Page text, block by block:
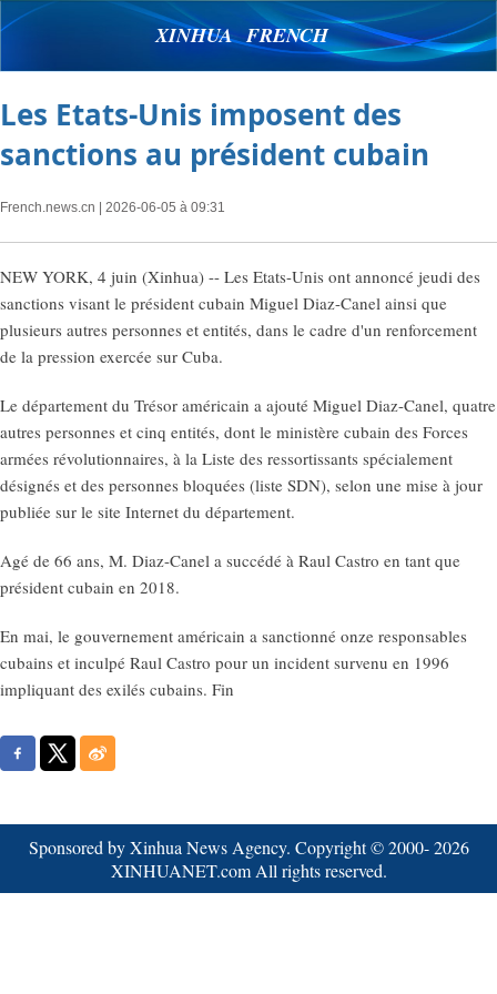
XINHUA FRENCH
Les Etats-Unis imposent des
sanctions au président cubain
French.news.cn | 2026-06-05 à 09:31
NEW YORK, 4 juin (Xinhua) -- Les Etats-Unis ont annoncé jeudi des
sanctions visant le président cubain Miguel Diaz-Canel ainsi que
plusieurs autres personnes et entités, dans le cadre d'un renforcement
de la pression exercée sur Cuba.
Le département du Trésor américain a ajouté Miguel Diaz-Canel, quatre
autres personnes et cinq entités, dont le ministère cubain des Forces
armées révolutionnaires, à la Liste des ressortissants spécialement
désignés et des personnes bloquées (liste SDN), selon une mise à jour
publiée sur le site Internet du département.
Agé de 66 ans, M. Diaz-Canel a succédé à Raul Castro en tant que
président cubain en 2018.
En mai, le gouvernement américain a sanctionné onze responsables
cubains et inculpé Raul Castro pour un incident survenu en 1996
impliquant des exilés cubains. Fin
Sponsored by Xinhua News Agency. Copyright © 2000-2026
XINHUANET.com All rights reserved.